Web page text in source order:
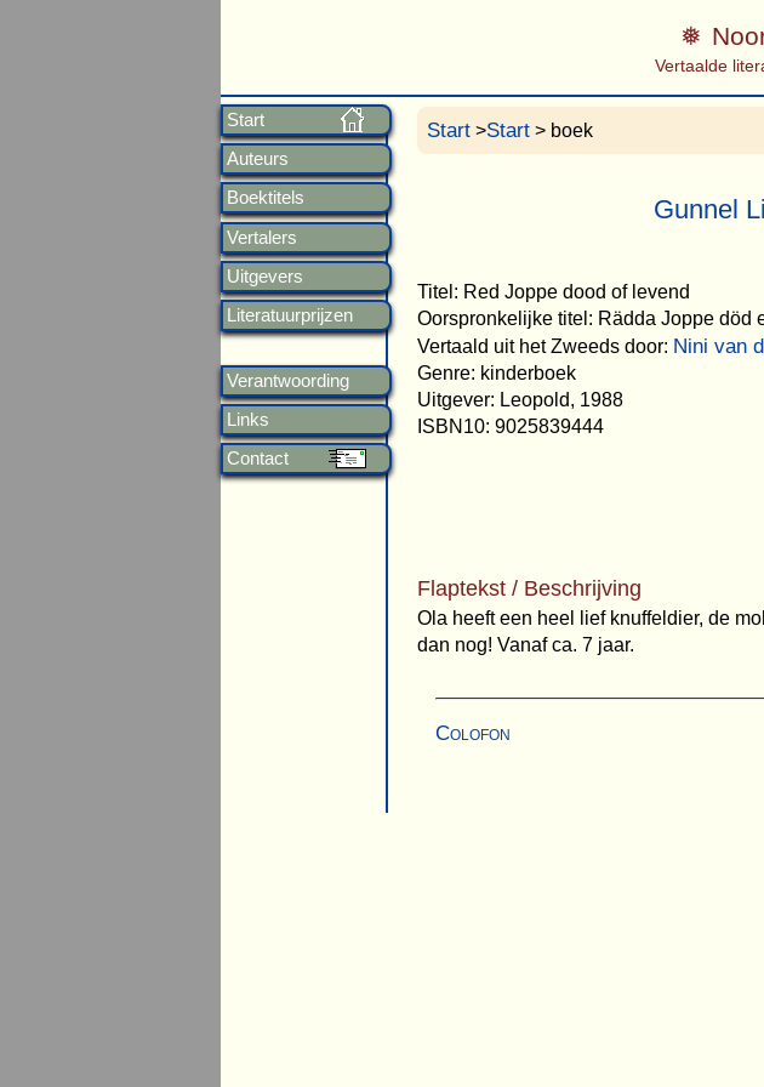
Start
Auteurs
Boektitels
Vertalers
Uitgevers
Literatuurprijzen
Verantwoording
Links
Contact
Vertaalde
Start >Start > boek
Gunnel
Titel: Red Joppe dood of levend
Oorspronkelijke titel: Rädda Joppe död
Vertaald uit het Zweeds door: Nini van
Genre: kinderboek
Uitgever: Leopold, 1988
ISBN10: 9025839444
Flaptekst / Beschrijving
Ola heeft een heel lief knuffeldier, de
dan nog! Vanaf ca. 7 jaar.
Colofon